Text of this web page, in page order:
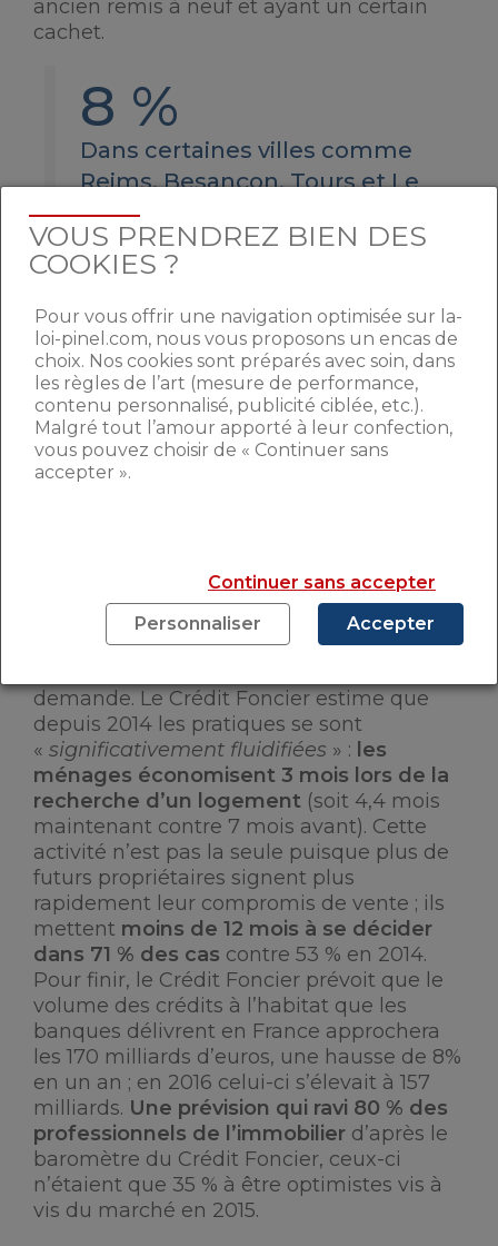
ancien remis à neuf et ayant un certain
cachet.
8 %
Dans certaines villes comme
Reims, Besançon, Tours et Le
Mans, les prévisions de vente
de biens immobiliers anciens
affichent +8 %. Ces
destinations bénéficient d’une
bonne attractivité étant donné
qu’elles rattrapent leur retard.
UNE CROISSANCE PLUS
En règle générale, la temporalité des
processus liés à l’achat d’un bien
immobilier se sont réduits ce qui concours
demande. Le Crédit Foncier estime que
depuis 2014 les pratiques se sont
« significativement fluidifiées » : les
ménages économisent 3 mois lors de la
recherche d’un logement (soit 4,4 mois
maintenant contre 7 mois avant). Cette
activité n’est pas la seule puisque plus de
futurs propriétaires signent plus
rapidement leur compromis de vente ; ils
mettent moins de 12 mois à se décider
dans 71 % des cas contre 53 % en 2014.
Pour finir, le Crédit Foncier prévoit que le
volume des crédits à l’habitat que les
banques délivrent en France approchera
les 170 milliards d’euros, une hausse de 8%
en un an ; en 2016 celui-ci s’élevait à 157
milliards. Une prévision qui ravi 80 % des
professionnels de l’immobilier d’après le
baromètre du Crédit Foncier, ceux-ci
n’étaient que 35 % à être optimistes vis à
vis du marché en 2015.
VOUS PRENDREZ BIEN DES
COOKIES ?
Pour vous offrir une navigation optimisée sur la-
loi-pinel.com, nous vous proposons un encas de
choix. Nos cookies sont préparés avec soin, dans
les règles de l’art (mesure de performance,
contenu personnalisé, publicité ciblée, etc.).
Malgré tout l’amour apporté à leur confection,
vous pouvez choisir de « Continuer sans
accepter ».
Continuer sans accepter
Personnaliser
Accepter